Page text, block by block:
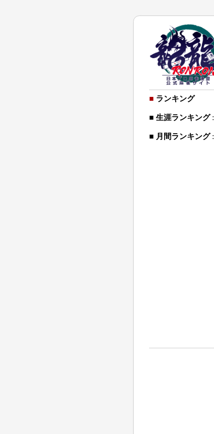
■ ランキング
■ 生涯ランキング:
■ 月間ランキング: